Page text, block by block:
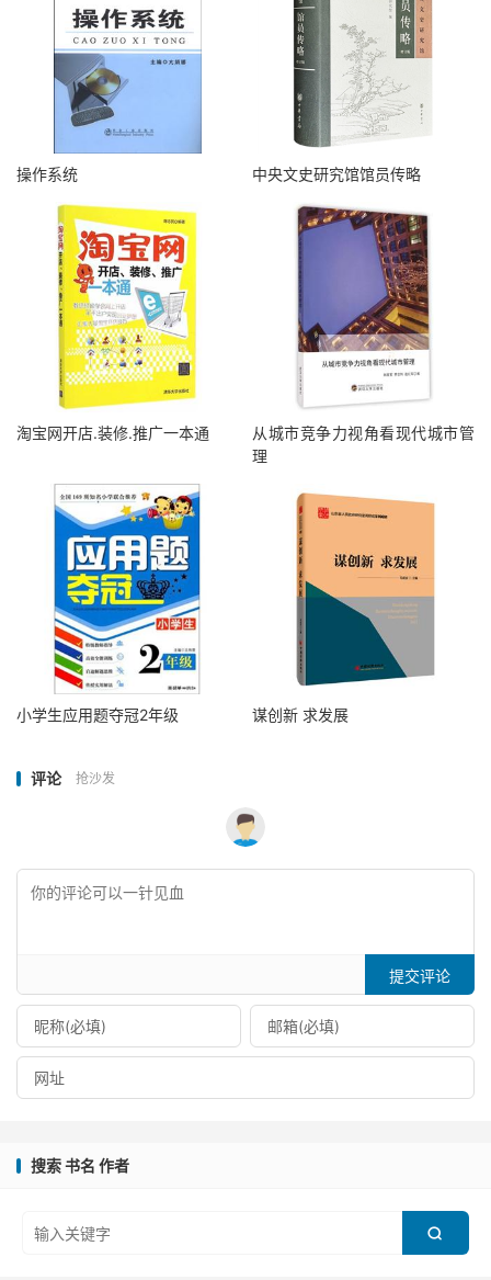
操作系统 中央文史研究馆馆员传略
淘宝网开店.装修.推广一本通
从城市竞争力视角看现代城市管
理
小学生应用题夺冠2年级 谋创新 求发展
评论 抢沙发
提交评论
搜索 书名 作者
